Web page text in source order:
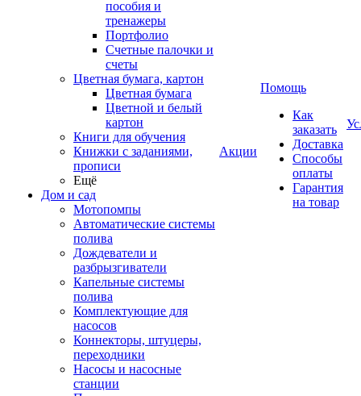
пособия и
тренажеры
Портфолио
Счетные палочки и
счеты
Цветная бумага, картон
Цветная бумага
Цветной и белый
картон
Книги для обучения
Книжки с заданиями,
прописи
Ещё
Дом и сад
Мотопомпы
Автоматические системы
полива
Дождеватели и
разбрызгиватели
Капельные системы
полива
Комплектующие для
насосов
Коннекторы, штуцеры,
переходники
Насосы и насосные
станции
Акции
Помощь
Как
заказать
Доставка
Способы
оплаты
Гарантия
на товар